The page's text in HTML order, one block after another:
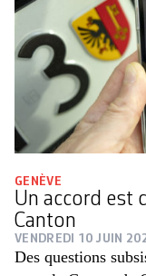
GENÈVE
Un accord est
Canton
VENDREDI 10 JUIN
Des questions